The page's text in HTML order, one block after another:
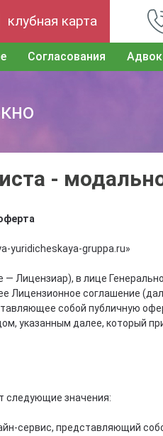
клубная карта
Согласования
-
yuridicheskaya-gruppa.ru»
Лицензиар), в лице
Лицензионное соглашение
собой публичную
указанным далее, который
следующие значения:
сервис, представляющий